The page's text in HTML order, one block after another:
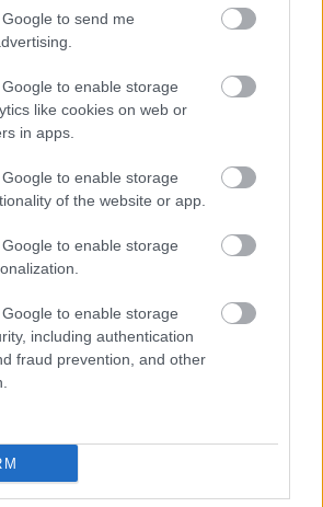
to send me
to enable storage
like cookies on web or
in apps.
to enable storage
of the website or app.
to enable storage
to enable storage
including authentication
fraud prevention, and other